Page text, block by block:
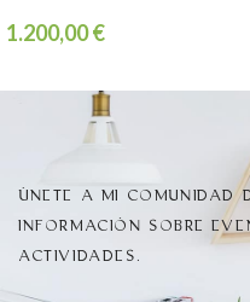
1.200,00€
ÚNETE A MI COMUNIDAD
INFORMACIÓN SOBRE
ACTIVIDADES.